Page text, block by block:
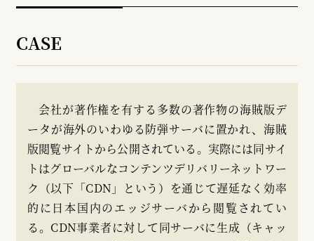
CASE
会社が著作権を有する多数の著作物の海賊版デ
ータが海外のいわゆる防弾サーバに置かれ、海賊
版閲覧サイトから公開されている。実際には同サイ
トはグローバルなコンテンツデリバリーネットワー
ク（以下「CDN」という）を通じて遅延なく効率
的に日本国内のエッジサーバから閲覧されてい
る。CDN事業者に対して同サーバに生成（キャッ